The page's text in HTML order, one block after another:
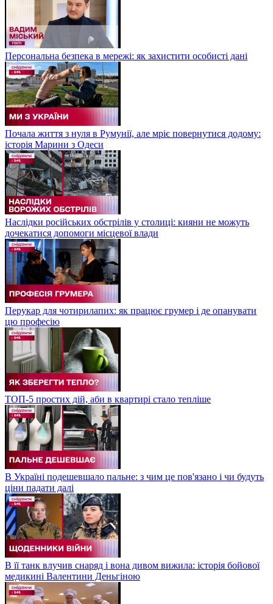
Персональна безпека в мережі: як захистити особисті дані
Почала життя з нуля в Румунії, але мріє повернутися додому:
історія Марини з Одеси
Наслідки російських обстрілів у столиці: кияни не можуть
дочекатися допомоги місцевої влади
Перукар для чотирилапих: як працює грумер і де опанувати
цю професію
ТОП-5 простих дій, аби в квартирі стало тепліше
В Україні подешевшало пальне: з чим це пов'язано і чи будуть
ціни падати далі
В її танк влучив снаряд і вона дивом вижила: історія бойової
медикині Валентини Деньгіною